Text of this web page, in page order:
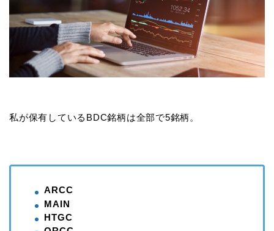
私が保有しているBDC銘柄は全部で5銘柄。
ARCC
MAIN
HTGC